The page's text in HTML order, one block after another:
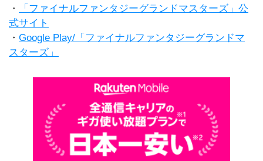
・
「ファイナルファンタジーグランドマスターズ」公
式サイト
・ Google Play/「ファイナルファンタジーグランドマ
スターズ」